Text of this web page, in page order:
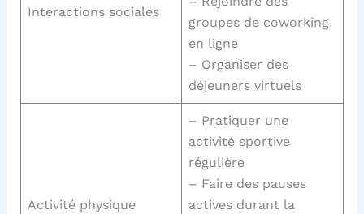
Interactions sociales
groupes de coworking
en ligne
– Organiser des
déjeuners virtuels
Activité physique
– Pratiquer une
activité sportive
régulière
– Faire des pauses
actives durant la